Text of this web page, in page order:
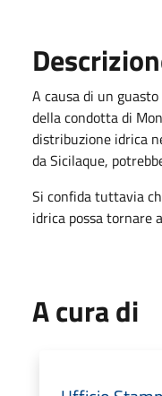
A causa di un
della condotta di
distribuzione idrica
da Sicilaque,
Si confida tuttavia
idrica possa tornare
A cura di